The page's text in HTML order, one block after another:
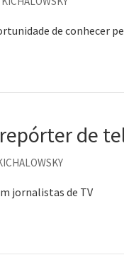
de conhecer
de
jornalistas de TV